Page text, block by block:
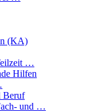
(KA)
…
Hilfen
Beruf
und …